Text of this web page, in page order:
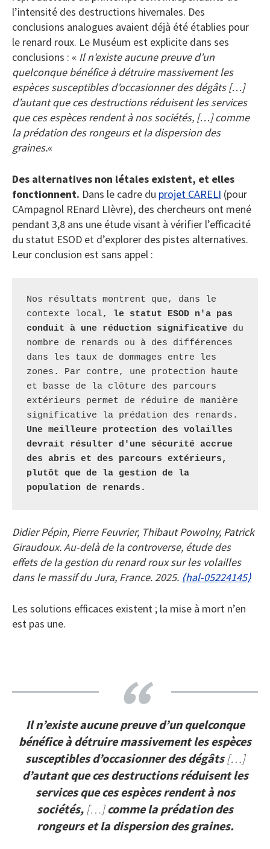
l’intensité des destructions hivernales. Des
conclusions analogues avaient déjà été établies pour
le renard roux. Le Muséum est explicite dans ses
conclusions : « Il n’existe aucune preuve d’un
quelconque bénéfice à détruire massivement les
espèces susceptibles d’occasionner des dégâts […]
d’autant que ces destructions réduisent les services
que ces espèces rendent à nos sociétés, […] comme
la prédation des rongeurs et la dispersion des
graines.«
Des alternatives non létales existent, et elles
fonctionnent. Dans le cadre du projet CARELI (pour
CAmpagnol REnard LIèvre), des chercheurs ont mené
pendant 3,8 ans une étude visant à vérifier l’efficacité
du statut ESOD et d’explorer des pistes alternatives.
Leur conclusion est sans appel :
Nos résultats montrent que, dans le
contexte local, le statut ESOD n'a pas
conduit à une réduction significative du
nombre de renards ou à des différences
dans les taux de dommages entre les
zones. Par contre, une protection haute
et basse de la clôture des parcours
extérieurs permet de réduire de manière
significative la prédation des renards.
Une meilleure protection des volailles
devrait résulter d'une sécurité accrue
des abris et des parcours extérieurs,
plutôt que de la gestion de la
population de renards.
Didier Pépin, Pierre Feuvrier, Thibaut Powolny, Patrick
Giraudoux. Au-delà de la controverse, étude des
effets de la gestion du renard roux sur les volailles
dans le massif du Jura, France. 2025. ⟨hal-05224145⟩
Les solutions efficaces existent ; la mise à mort n’en
est pas une.
Il n’existe aucune preuve d’un quelconque
bénéfice à détruire massivement les espèces
susceptibles d’occasionner des dégâts[…]
d’autant que ces destructions réduisent les
services que ces espèces rendent à nos
sociétés, […]comme la prédation des
rongeurs et la dispersion des graines.